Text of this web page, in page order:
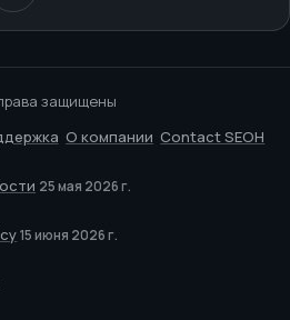
защищены
О компании Contact SEOH
25 мая 2026 г.
15 июня 2026 г.